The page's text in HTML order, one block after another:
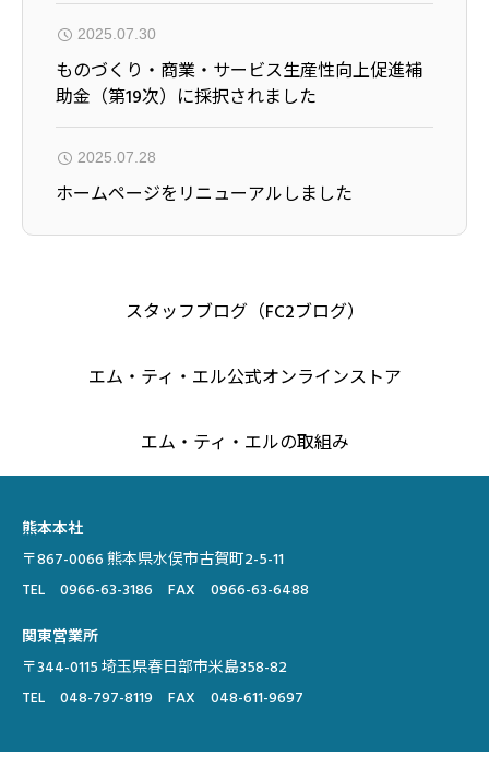
2025.07.30
ものづくり・商業・サービス生産性向上促進補
助金（第19次）に採択されました
2025.07.28
ホームページをリニューアルしました
スタッフブログ（FC2ブログ）
エム・ティ・エル公式オンラインストア
エム・ティ・エルの取組み
熊本本社
〒867-0066 熊本県水俣市古賀町2-5-11
TEL 0966-63-3186 FAX 0966-63-6488
関東営業所
〒344-0115 埼玉県春日部市米島358-82
TEL 048-797-8119 FAX 048-611-9697